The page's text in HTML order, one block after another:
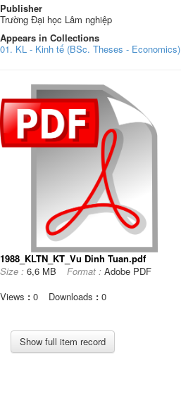
Publisher
Trường Đại học Lâm nghiệp
Appears in Collections
01. KL - Kinh tế (BSc. Theses - Economics)
1988_KLTN_KT_Vu Dinh Tuan.pdf
Size : 6,6 MB Format : Adobe PDF
Views : 0 Downloads : 0
Show full item record